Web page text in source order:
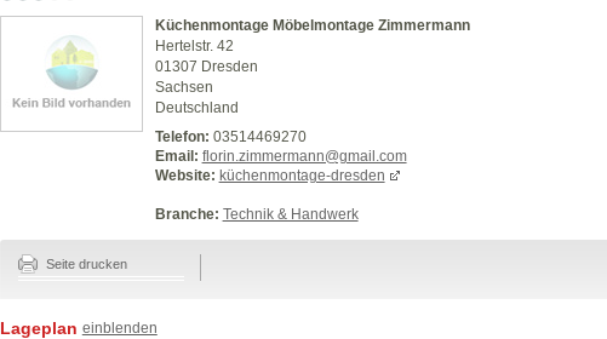
Küchenmontage Möbelmontage Zimmermann
Hertelstr. 42
01307 Dresden
Sachsen
Deutschland
Telefon: 03514469270
Email: florin.zimmermann@gmail.com
Website: küchenmontage-dresden
Branche: Technik & Handwerk
Seite drucken
Lageplan einblenden